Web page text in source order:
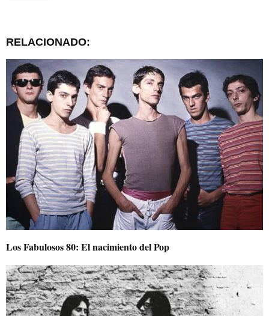
RELACIONADO:
Los Fabulosos 80: El nacimiento del Pop